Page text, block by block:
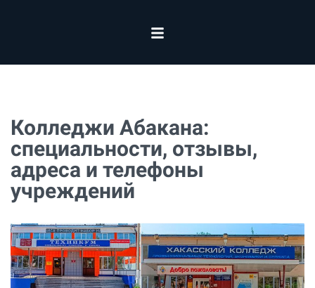
Колледжи Абакана:
специальности, отзывы,
адреса и телефоны
учреждений